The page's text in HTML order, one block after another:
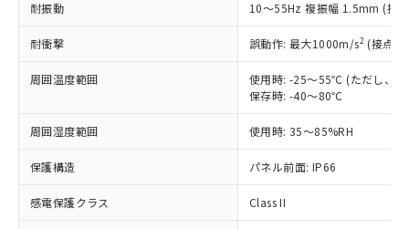
耐振動 10～55Hz 複振幅 1.5mm (接
耐衝撃 誤動作: 最大1000m/s2 (接点
周囲温度範囲
使用時: -25～55℃ (ただし、氷
保存時: -40～80℃
周囲湿度範囲 使用時: 35～85%RH
保護構造 パネル前面: IP66
感電保護クラス Class II
オムロン制御機器販売店や当社販売拠
販売ネットワーク
」をご確認
在庫状況および標準価格結果を当社の
事前の承諾なく第三者に漏洩または開
示しないようお願いします。
マイパーツ機能（部品リスト作成サー
ビス）をご利用いただくには、I-Web
メンバーズにご登録されている必要が
あります。
お客様が当ウェブサイト上で当社にご
但し、RoHS指令で産業用監視および制御機器に対する
図的な使用がないことを確認しています。
部品在庫の切り替え状況などにより、予定
月が前後することがあります。
DEHP(フタル酸ビス(2-エチルヘキシル)) : 1000ppm
「ｅ」：有害物質（10物質）のすべてが基
準値以下であることを示します。
「10」：通常の使用状況下において有害物
質が外部に漏えいし、環境に深刻な影響を
及ぼさない年数を意味します。
「－」：未確認です。当社販売部門へお問
当社は貴社製品を、核兵器、ミサイ
ル、化学兵器、生物兵器またはその他
武器並びにこれらの製造装置等に一切
当社は、貴社製品を第三者に販売する
場合は、上記1、2および3の内容を当
該第三者に通知します。また当社は、
販売先および販売に係わる関係者が違
法に輸出するおそれがある場合は、取
り引きをいたしません。
在庫なし(最新の在庫状況につ
いては、お客様のお取引先、ま
たはお客様担当のオムロン制御
機器販売店・当社販売員にご確
受注生産機種、また在庫状況の
情報を公開していない機種